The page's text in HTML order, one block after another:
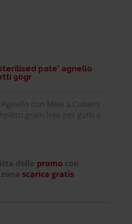
pate' agnello
90gr
con Mele a Cubetti
grain free per gatti a
della promo con
scarica gratis